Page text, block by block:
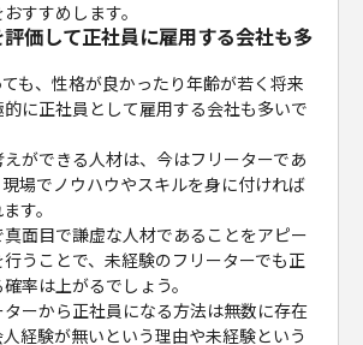
すすめします。
価して正社員に雇用する会社も多
も、性格が良かったり年齢が若く将来
に正社員として雇用する会社も多いで
ができる人材は、今はフリーターであ
場でノウハウやスキルを身に付ければ
す。
面目で謙虚な人材であることをアピー
うことで、未経験のフリーターでも正
率は上がるでしょう。
ーから正社員になる方法は無数に存在
経験が無いという理由や未経験という